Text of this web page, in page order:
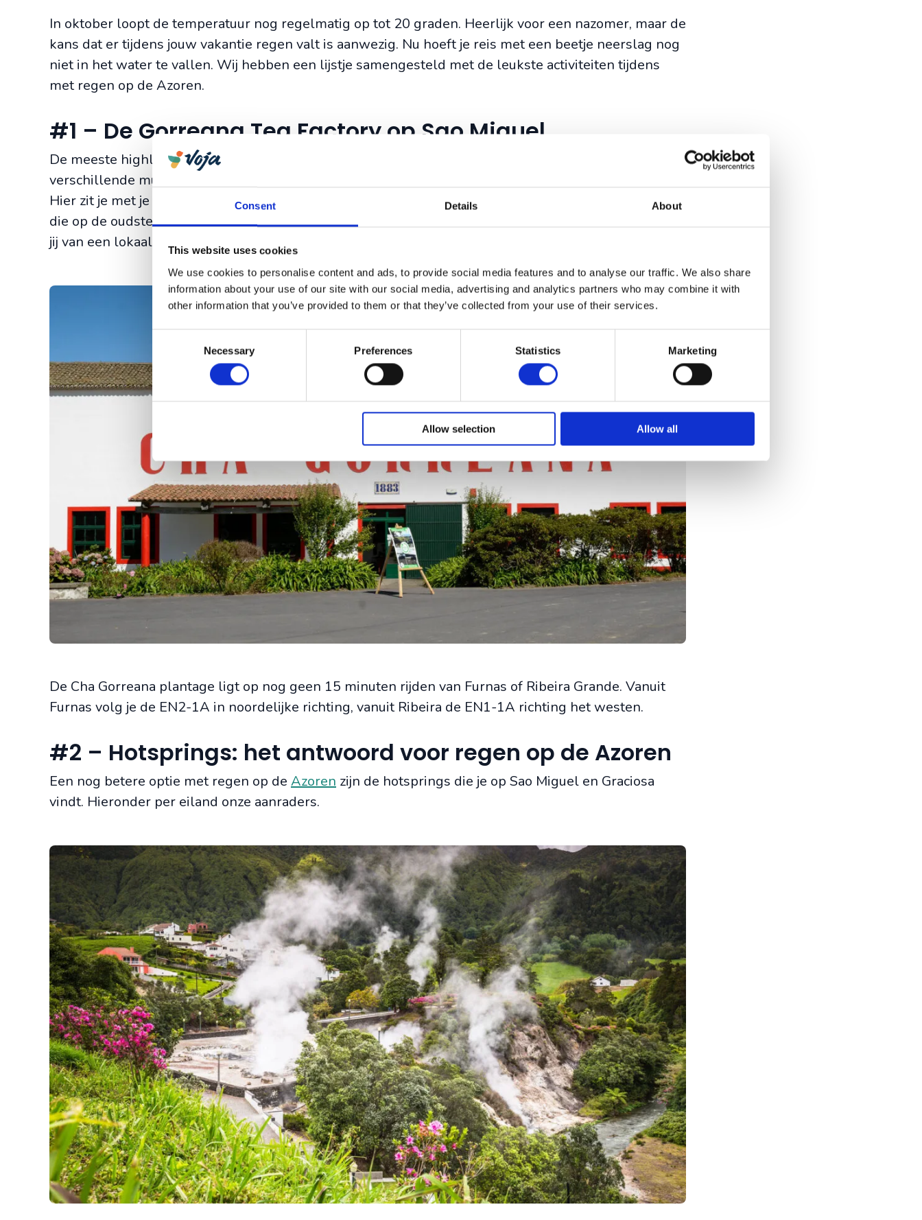
Consent Details About
This website uses cookies
We use cookies to personalise content and ads, to provide social media features and to analyse our traffic. We also share
information about your use of our site with our social media, advertising and analytics partners who may combine it with
other information that you’ve provided to them or that they’ve collected from your use of their services.
Necessary Preferences Statistics Marketing
Allow selection Allow all
In oktober loopt de temperatuur nog regelmatig op tot 20 graden. Heerlijk voor een nazomer, maar de
kans dat er tijdens jouw vakantie regen valt is aanwezig. Nu hoeft je reis met een beetje neerslag nog
niet in het water te vallen. Wij hebben een lijstje samengesteld met de leukste activiteiten tijdens
met regen op de Azoren.
#1 – De Gorreana Tea Factory op Sao Miguel
De meeste highlights opSao Miguel
verschillende musea een goed beginpunt. Onze favoriet is misschien wel de
Hier zit je met je neus bovenop de theebladeren. Je ziet, ruikt en proeft de verschillende soorten thee
die op de oudste theeplantage van Europa worden geteeld. Terwijl de lucht langzaam opklaart geniet
jij van een lokaal geproduceerd kopje thee met uitzicht op de golvende theevelden.
De Cha Gorreana plantage ligt op nog geen 15 minuten rijden van Furnas of Ribeira Grande. Vanuit
Furnas volg je de EN2-1A in noordelijke richting, vanuit Ribeira de EN1-1A richting het westen.
#2 – Hotsprings: het antwoord voor regen op de Azoren
Een nog betere optie met regen op de Azoren zijn de hotsprings die je op Sao Miguel en Graciosa
vindt. Hieronder per eiland onze aanraders.